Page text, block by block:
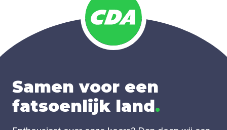
Samen voor een
fatsoenlijk land.